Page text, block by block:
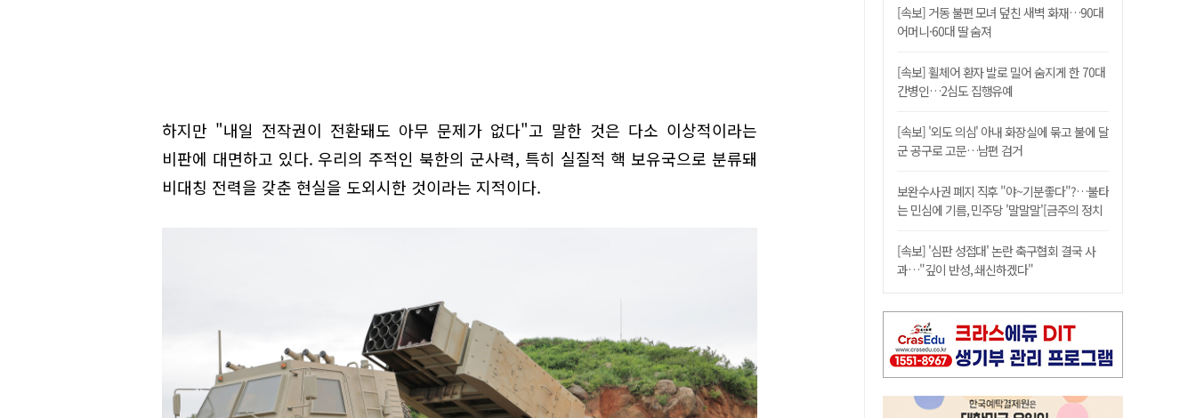
하지만 "내일 전작권이 전환돼도 아무 문제가 없다"고 말한 것은 다소 이상적이라는
비판에 대면하고 있다. 우리의 주적인 북한의 군사력, 특히 실질적 핵 보유국으로 분류돼
비대칭 전력을 갖춘 현실을 도외시한 것이라는 지적이다.
[속보] 거동 불편 모녀 덮친 새벽 화재…90대
어머니·60대 딸 숨져
[속보] 휠체어 환자 발로 밀어 숨지게 한 70대
간병인…2심도 집행유예
[속보] '외도 의심' 아내 화장실에 묶고 불에 달
군 공구로 고문…남편 검거
보완수사권 폐지 직후 "야~기분좋다"?…불타
는 민심에 기름, 민주당 '말말말'[금주의 정치
[속보] '심판 성접대' 논란 축구협회 결국 사
과…"깊이 반성, 쇄신하겠다"